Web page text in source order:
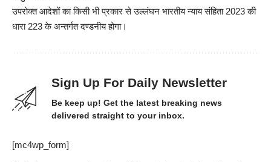
उपरोक्त आदेशों का किसी भी प्रकार से उल्लंघन भारतीय न्याय संहिता 2023 की
धारा 223 के अन्तर्गत दण्डनीय होगा।
Sign Up For Daily Newsletter
Be keep up! Get the latest breaking news
delivered straight to your inbox.
[mc4wp_form]